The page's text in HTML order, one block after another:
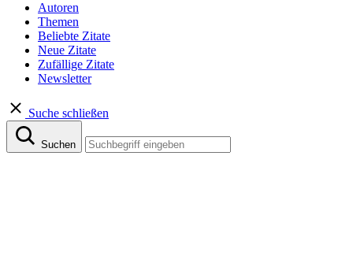
Autoren
Themen
Beliebte Zitate
Neue Zitate
Zufällige Zitate
Newsletter
Suche schließen
Suchen